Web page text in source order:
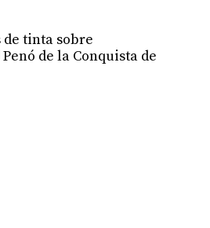
de tinta sobre
de la Conquista de